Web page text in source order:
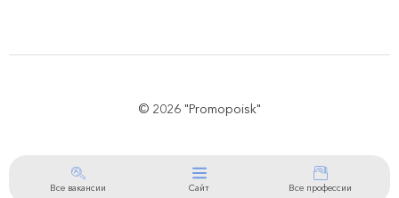
© 2026 "Promopoisk"
Все вакансии Сайт Все профессии